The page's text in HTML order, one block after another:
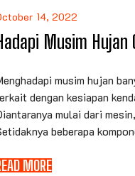
14, 2022
Musim Hujan
musim hujan
dengan kesiapan
mulai dari
beberapa
MORE